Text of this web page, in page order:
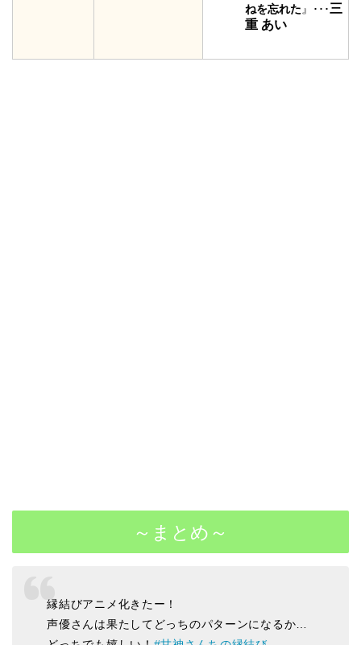
ねを忘れた 』･･･三
重 あい
～まとめ～
縁結びアニメ化きたー！
声優さんは果たしてどっちのパターンになるか…